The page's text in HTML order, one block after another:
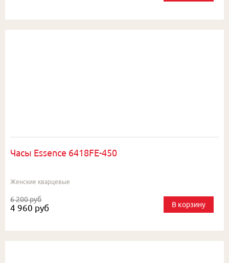
Часы Essence 6418FE-450
Женские кварцевые
6 200 руб
4 960 руб В корзину